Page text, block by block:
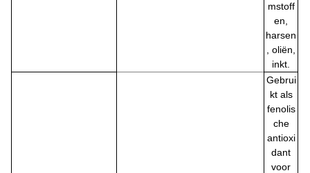
mstoff
en,
harsen
, oliën,
inkt.
Gebrui
kt als
fenolis
che
antioxi
dant
voor